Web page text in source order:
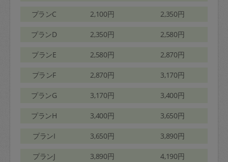
プランC 2,100円 2,350円
プランD 2,350円 2,580円
プランE 2,580円 2,870円
プランF 2,870円 3,170円
プランG 3,170円 3,400円
プランH 3,400円 3,650円
プランI 3,650円 3,890円
プランJ 3,890円 4,190円